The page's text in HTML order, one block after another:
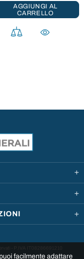
AGGIUNGI AL
CARRELLO
- P.IVA IT08286691210
facilmente adattare